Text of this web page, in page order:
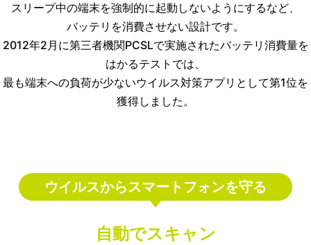
スリープ中の端末を強制的に起動しないようにするなど、
バッテリを消費させない設計です。
2012年2月に第三者機関PCSLで実施されたバッテリ消費量を
はかるテストでは、
最も端末への負荷が少ないウイルス対策アプリとして第1位を
獲得しました。
ウイルスからスマートフォンを守る
自動でスキャン